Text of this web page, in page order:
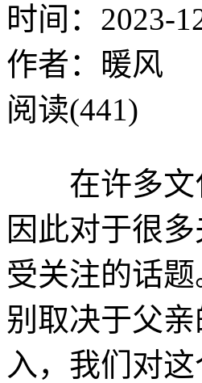
时间：2023-
作者：暖风
阅读(441)
在许多文化
因此对于很
受关注的话
别取决于父
入，我们对